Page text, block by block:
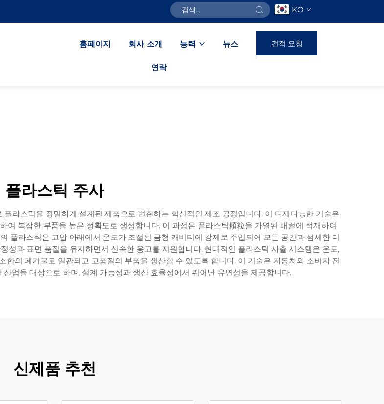
KO
홈페이지 회사 소개 능력 뉴스
연락
견적 요청
플라스틱 주사
라스틱을 정밀하게 설계된 제품으로 변환하는 혁신적인 제조 공정입니다. 이 다재다능한 기술은
여 복잡한 부품을 높은 정확도로 생성합니다. 이 과정은 플라스틱顆粒을 가열된 배럴에 적재하여
플라스틱은 고압 아래에서 온도가 조절된 금형 캐비티에 강제로 주입되어 모든 공간과 섬세한 디
성과 표면 품질을 유지하면서 신속한 응고를 지원합니다. 현대적인 플라스틱 사출 시스템은 온도,
의 폐기물로 일관되고 고품질의 부품을 생산할 수 있도록 합니다. 이 기술은 자동차와 소비자 전
업을 대상으로 하며, 설계 가능성과 생산 효율성에서 뛰어난 유연성을 제공합니다.
신제품 추천